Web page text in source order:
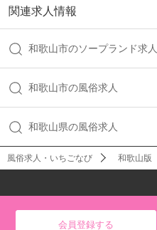
関連求人情報
和歌山市のソープランド求人
和歌山市の風俗求人
和歌山県の風俗求人
風俗求人・いちごなび 和歌山版
会員登録する